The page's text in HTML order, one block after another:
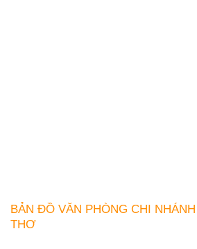
BẢN ĐỒ VĂN PHÒNG CHI
THƠ